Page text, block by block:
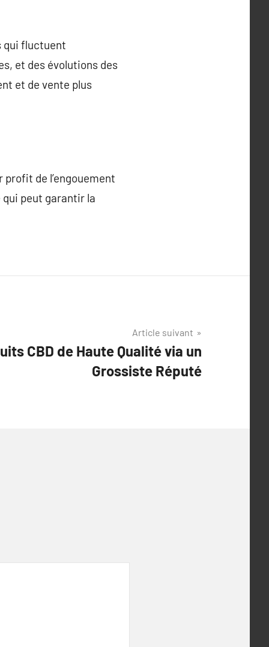
qui fluctuent
et des évolutions des
et de vente plus
de l’engouement
peut garantir la
Article suivant
CBD de Haute Qualité via un
Grossiste Réputé